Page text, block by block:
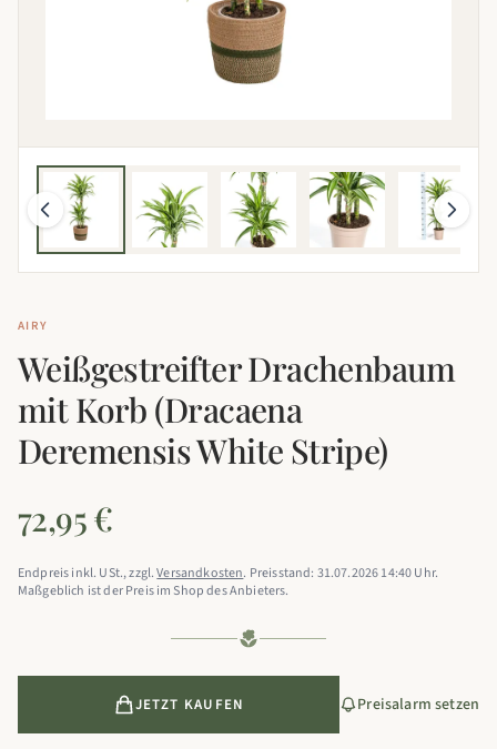
AIRY
Weißgestreifter Drachenbaum
mit Korb (Dracaena
Deremensis White Stripe)
72,95 €
Endpreis inkl. USt., zzgl.Versandkosten. Preisstand: 31.07.2026 14:40 Uhr.
Maßgeblich ist der Preis im Shop des Anbieters.
JETZT KAUFEN Preisalarm setzen